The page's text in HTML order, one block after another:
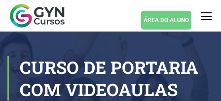
ÁREA DO ALUNO
CURSO DE PORTARIA
COM VIDEOAULAS